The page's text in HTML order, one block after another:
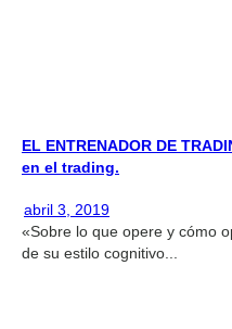
EL ENTRENADOR DE
en el trading.
abril 3, 2019
«Sobre lo que opere y cómo
de su estilo cognitivo...